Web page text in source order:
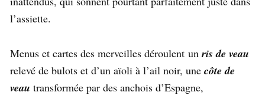
l’assiette.
Menus et cartes des merveilles déroulent unris de veau
relevé de bulots et d’un aïoli à l’ail noir, une côte de
veau transformée par des anchois d’Espagne,